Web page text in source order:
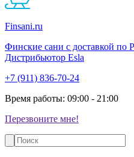
Finsani.ru
Финские сани с доставкой по
Дистрибьютор Esla
+7 (911) 836-70-24
Время работы: 09:00 - 21:00
Перезвоните мне!